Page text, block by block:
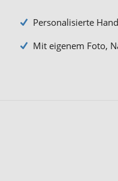
Personalisierte
Mit eigenem Foto,